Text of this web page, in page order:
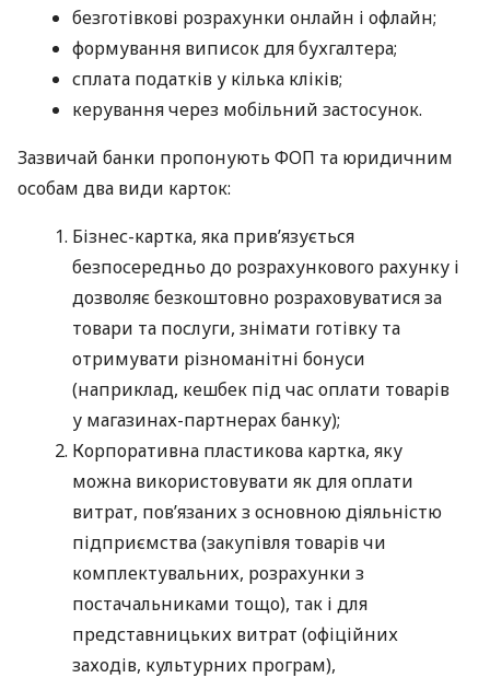
безготівкові розрахунки онлайн і офлайн;
формування виписок для бухгалтера;
сплата податків у кілька кліків;
керування через мобільний застосунок.
Зазвичай банки пропонують ФОП та юридичним
особам два види карток:
Бізнес-картка, яка прив’язується
безпосередньо до розрахункового рахунку і
дозволяє безкоштовно розраховуватися за
товари та послуги, знімати готівку та
отримувати різноманітні бонуси
(наприклад, кешбек під час оплати товарів
у магазинах-партнерах банку);
Корпоративна пластикова картка, яку
можна використовувати як для оплати
витрат, пов’язаних з основною діяльністю
підприємства (закупівля товарів чи
комплектувальних, розрахунки з
постачальниками тощо), так і для
представницьких витрат (офіційних
заходів, культурних програм),